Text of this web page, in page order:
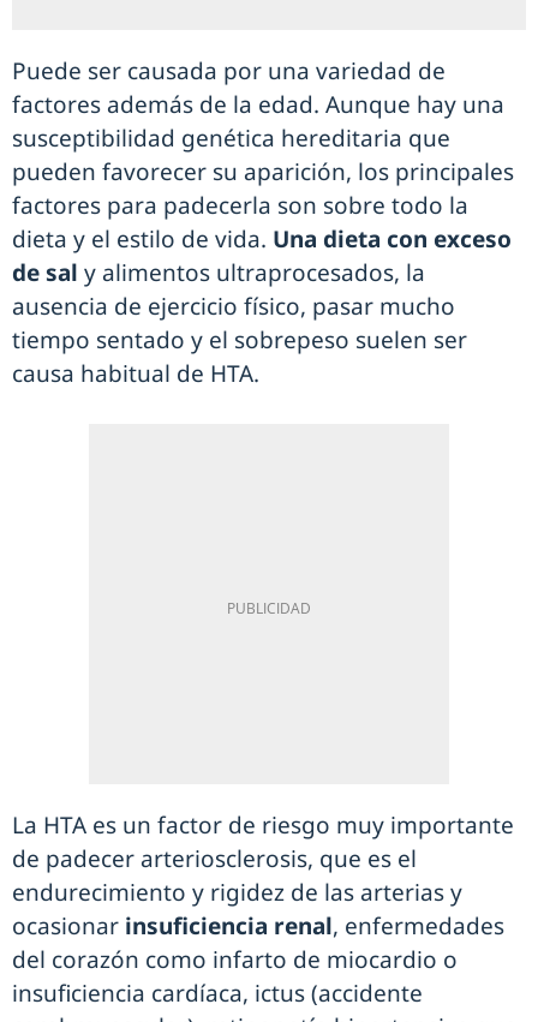
Puede ser causada por una variedad de
factores además de la edad. Aunque hay una
susceptibilidad genética hereditaria que
pueden favorecer su aparición, los principales
factores para padecerla son sobre todo la
dieta y el estilo de vida. Una dieta con exceso
de sal y alimentos ultraprocesados, la
ausencia de ejercicio físico, pasar mucho
tiempo sentado y el sobrepeso suelen ser
causa habitual de HTA.
La HTA es un factor de riesgo muy importante
de padecer arteriosclerosis, que es el
endurecimiento y rigidez de las arterias y
ocasionar insuficiencia renal, enfermedades
del corazón como infarto de miocardio o
insuficiencia cardíaca, ictus (accidente